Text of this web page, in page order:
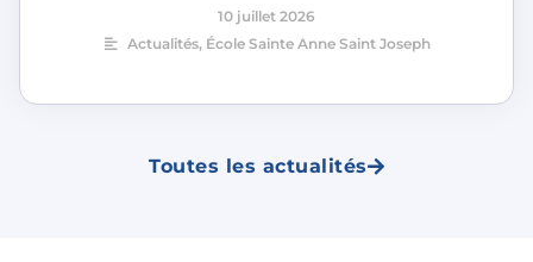
10 juillet 2026
Actualités, École Sainte Anne Saint Joseph
Toutes les actualités